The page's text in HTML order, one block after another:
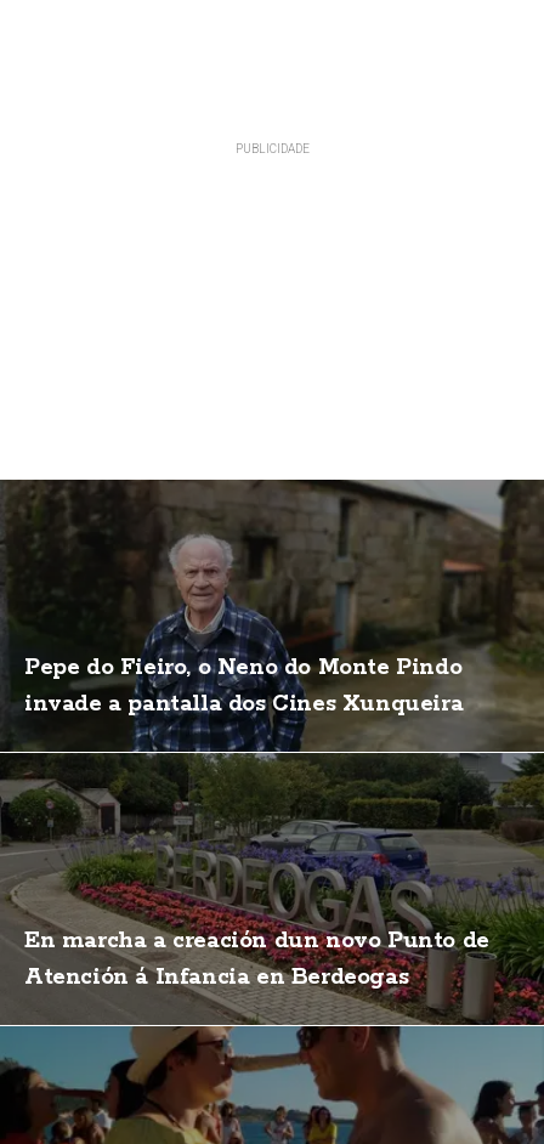
Pepe do Fieiro, o Neno do Monte Pindo
invade a pantalla dos Cines Xunqueira
En marcha a creación dun novo Punto de
Atención á Infancia en Berdeogas